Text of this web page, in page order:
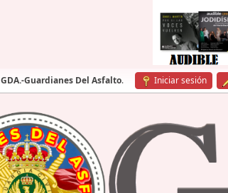
GDA.-Guardianes Del Asfalto. Iniciar sesión